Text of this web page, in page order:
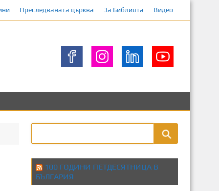
Преследваната църква За Библията Видео
100 ГОДИНИ ПЕТДЕСЯТНИЦА В
БЪЛГАРИЯ